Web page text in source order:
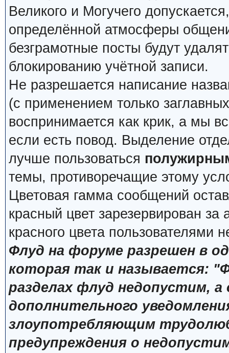
Великого и Могучего
определённой атмосферы
безграмотные посты будут
блокированию учётной записи.
Не разрешается написание
(с применением только
воспринимается как крик, а мы
если есть повод. Выделение
лучше пользоваться
темы, противоречащие этому
Цветовая гамма сообщений
красный цвет зарезервирован
красного цвета пользователями
Флуд на форуме разрешен в
которая так и называется:
разделах флуд недопустим,
дополнительного
злоупотребляющим
предупреждения о